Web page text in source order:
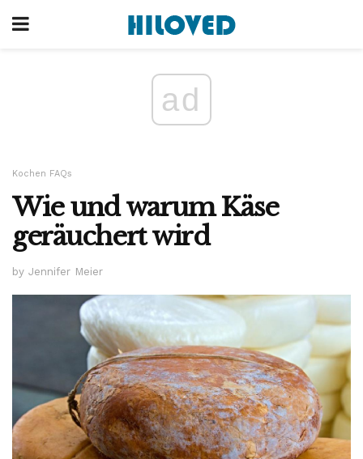
ad
Kochen FAQs
Wie und warum Käse
geräuchert wird
by Jennifer Meier